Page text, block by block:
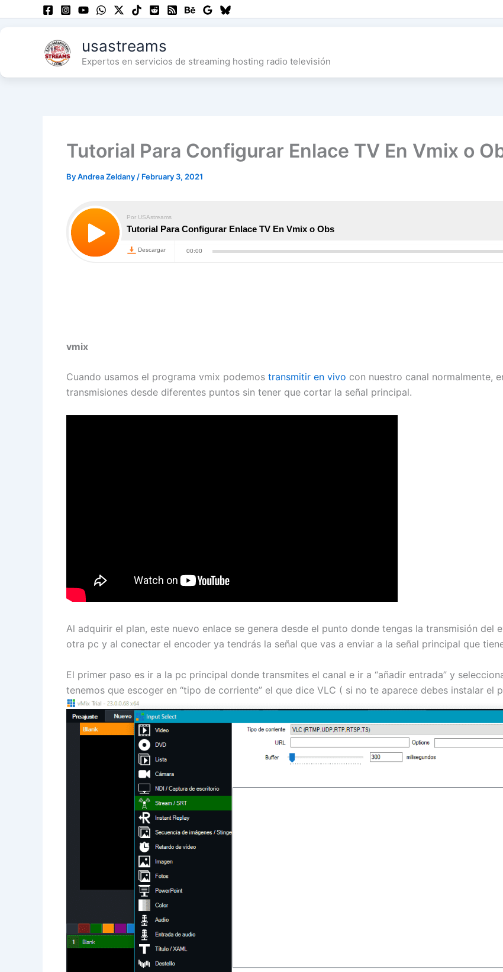
usastreams
Expertos en servicios de streaming hosting radio televisión
Tutorial Para Configurar Enlace TV En Vmix o
ByAndrea Zeldany / February 3, 2021
vmix
Cuando usamos el programa vmix podemos transmitir en vivo con nuestro canal normalmente,
transmisiones desde diferentes puntos sin tener que cortar la señal principal.
Al adquirir el plan, este nuevo enlace se genera desde el punto donde tengas la transmisión
otra pc y al conectar el encoder ya tendrás la señal que vas a enviar a la señal principal que
El primer paso es ir a la pc principal donde transmites el canal e ir a “añadir entrada” y
tenemos que escoger en “tipo de corriente” el que dice VLC ( si no te aparece debes instalar el